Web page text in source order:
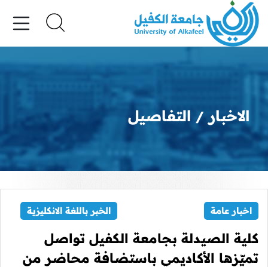
الاخبار التفاصيل
اخبار عامة الخبر باللغة الانكليزية
كلية الصيدلة بجامعة الكفيل تواصل
تميّزها الأكاديمي باستضافة محاضر من